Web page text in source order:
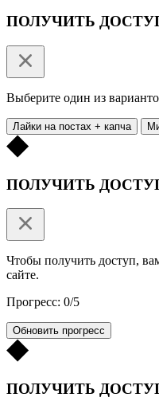
ПОЛУЧИТЬ
Выберите один из
Лайки на постах + капча
ПОЛУЧИТЬ
Чтобы получить доступ,
сайте.
Прогресс: 0/5
Обновить прогресс
ПОЛУЧИТЬ